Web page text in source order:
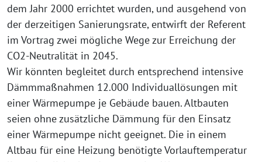
dem Jahr 2000 errichtet wurden, und ausgehend von
der derzeitigen Sanierungsrate, entwirft der Referent
im Vortrag zwei mögliche Wege zur Erreichung der
CO2-Neutralität in 2045.
Wir könnten begleitet durch entsprechend intensive
Dämmmaßnahmen 12.000 Individuallösungen mit
einer Wärmepumpe je Gebäude bauen. Altbauten
seien ohne zusätzliche Dämmung für den Einsatz
einer Wärmepumpe nicht geeignet. Die in einem
Altbau für eine Heizung benötigte Vorlauftemperatur